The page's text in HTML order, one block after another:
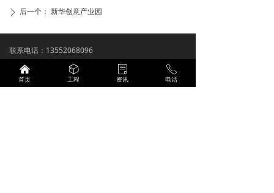
ꄲ 后一个： 新华创意产业园
联系电话：13552068096
公司邮箱：2311280434@qq.com
公司地址：北京市昌平区南邵镇南邵地铁站C2口泰禾
拾景园
낀
首页
ꁦ
工程
ꂓ
资讯
ꂅ
电话